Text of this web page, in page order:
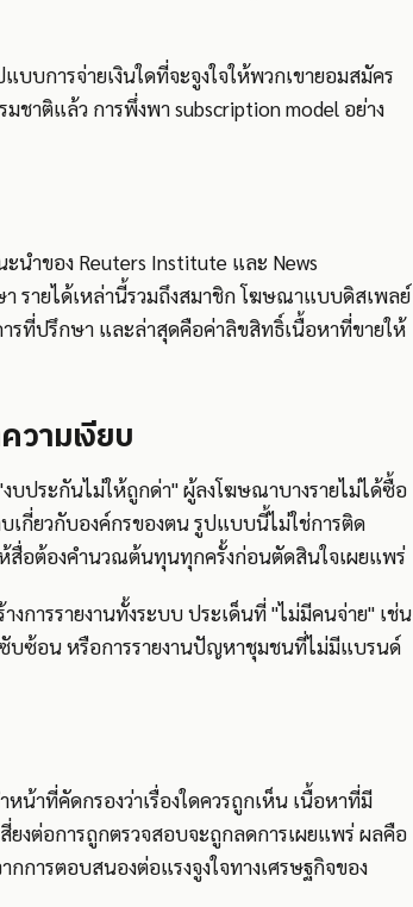
บการจ่ายเงินใดที่จะจูงใจให้พวกเขายอมสมัคร
ชาติแล้ว การพึ่งพา subscription model อย่าง
นำของ Reuters Institute และ News
รายได้เหล่านี้รวมถึงสมาชิก โฆษณาแบบดิสเพลย์
รที่ปรึกษา และล่าสุดคือค่าลิขสิทธิ์เนื้อหาที่ขายให้
วามเงียบ
บประกันไม่ให้ถูกด่า" ผู้ลงโฆษณาบางรายไม่ได้ซื้อ
เกี่ยวกับองค์กรของตน รูปแบบนี้ไม่ใช่การติด
สื่อต้องคำนวณต้นทุนทุกครั้งก่อนตัดสินใจเผยแพร่
การรายงานทั้งระบบ ประเด็นที่ "ไม่มีคนจ่าย" เช่น
บซ้อน หรือการรายงานปัญหาชุมชนที่ไม่มีแบรนด์
าที่คัดกรองว่าเรื่องใดควรถูกเห็น เนื้อหาที่มี
งต่อการถูกตรวจสอบจะถูกลดการเผยแพร่ ผลคือ
กการตอบสนองต่อแรงจูงใจทางเศรษฐกิจของ